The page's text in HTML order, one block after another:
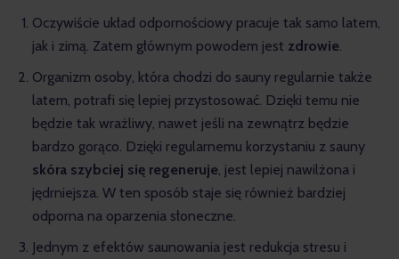
Oczywiście układ odpornościowy pracuje tak samo latem,
jak i zimą. Zatem głównym powodem jest zdrowie.
Organizm osoby, która chodzi do sauny regularnie także
latem, potrafi się lepiej przystosować. Dzięki temu nie
będzie tak wrażliwy, nawet jeśli na zewnątrz będzie
bardzo gorąco. Dzięki regularnemu korzystaniu z sauny
skóra szybciej się regeneruje , jest lepiej nawilżona i
jędrniejsza. W ten sposób staje się również bardziej
odporna na oparzenia słoneczne.
Jednym z efektów saunowania jest redukcja stresu i